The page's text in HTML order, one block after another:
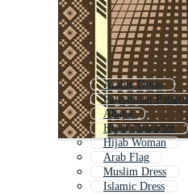
Arabic Dress
Palestinian Pattern
Abaya
Hijab Character
Hijab Woman
Arab Flag
Muslim Dress
Islamic Dress